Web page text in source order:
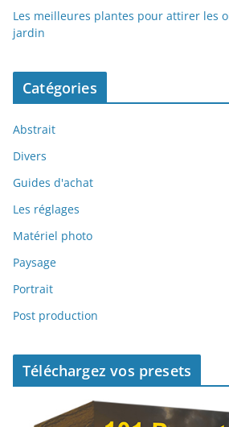
Les meilleures plantes pour attirer les
jardin
Catégories
Abstrait
Divers
Guides d'achat
Les réglages
Matériel photo
Paysage
Portrait
Post production
Téléchargez vos presets